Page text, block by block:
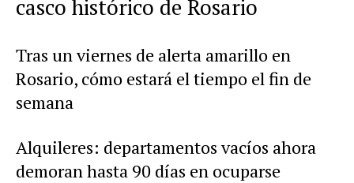
casco histórico de Rosario
Tras un viernes de alerta amarillo en
Rosario, cómo estará el tiempo el fin de
semana
Alquileres: departamentos vacíos ahora
demoran hasta 90 días en ocuparse